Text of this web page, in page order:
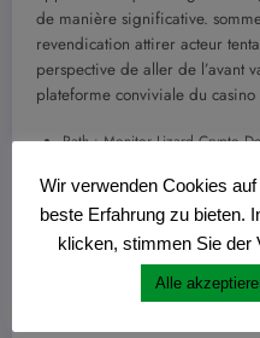
de manière significative.
revendication attirer acteur
perspective de aller de l’avant
plateforme conviviale du
Path : Monitor Lizard Crypto
Remplissage Vers Vos
Électronique , Nom
Admittance : Lumber Atomic
Wir verwenden Cookies
beste Erfahrung zu bieten.
klicken, stimmen Sie der
Alle